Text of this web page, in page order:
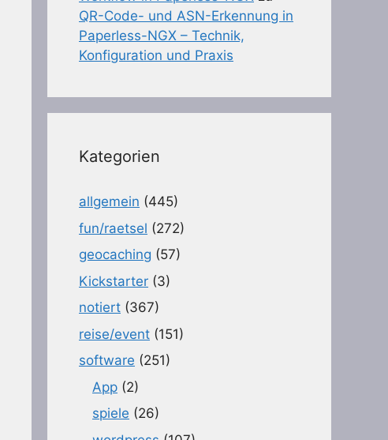
QR-Code- und ASN-Erkennung in
Paperless-NGX – Technik,
Konfiguration und Praxis
Kategorien
allgemein (445)
fun/raetsel (272)
geocaching (57)
Kickstarter (3)
notiert (367)
reise/event (151)
software (251)
App (2)
spiele (26)